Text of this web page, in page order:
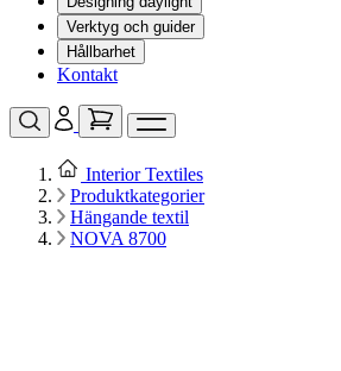
Verktyg och guider
Hållbarhet
Kontakt
Interior Textiles
Produktkategorier
Hängande textil
NOVA 8700